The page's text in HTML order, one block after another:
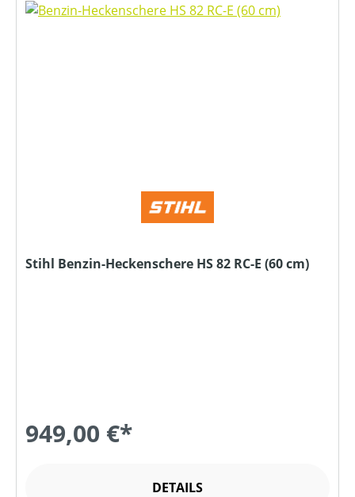
Stihl Benzin-Heckenschere HS 82 RC-E (60 cm)
949,00 €*
DETAILS